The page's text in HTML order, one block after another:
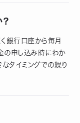
銀行口座から毎月
の申し込み時にわか
タイミングでの繰り